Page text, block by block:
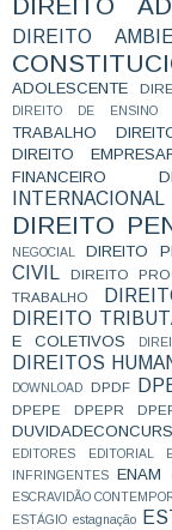
DIREITO
DIREITO
ADOLESCENTE
DIREITO DE ENSINO
TRABALHO
DIREITO
FINANCEIRO
INTERNACIONAL
DIREITO
NEGOCIAL
DIREITO
CIVIL
DIREITO
TRABALHO
DIREITO
E COLETIVOS
DIREITOS
DOWNLOAD DPDF
DPEPE
DPEPR
EDITORES EDITORIAL
INFRINGENTES
ENAM
ESCRAVIDÃO
ESTÁGIO estagnação